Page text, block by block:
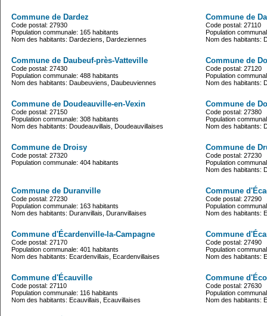
Commune de Dardez
Code postal: 27930
Population communale: 165 habitants
Nom des habitants: Dardeziens, Dardeziennes
Commune de
Code postal: 27110
Population
Nom des habitants:
Commune de Daubeuf-près-Vatteville
Code postal: 27430
Population communale: 488 habitants
Nom des habitants: Daubeuviens, Daubeuviennes
Commune de
Code postal: 27120
Population
Nom des habitants:
Commune de Doudeauville-en-Vexin
Code postal: 27150
Population communale: 308 habitants
Nom des habitants: Doudeauvillais, Doudeauvillaises
Commune de
Code postal: 27380
Population
Nom des habitants:
Commune de Droisy
Code postal: 27320
Population communale: 404 habitants
Commune de
Code postal: 27230
Population
Nom des habitants:
Commune de Duranville
Code postal: 27230
Population communale: 163 habitants
Nom des habitants: Duranvillais, Duranvillaises
Commune
Code postal: 27290
Population
Nom des habitants:
Commune d'Écardenville-la-Campagne
Code postal: 27170
Population communale: 401 habitants
Nom des habitants: Ecardenvillais, Ecardenvillaises
Commune
Code postal: 27490
Population
Nom des habitants:
Commune d'Écauville
Code postal: 27110
Population communale: 116 habitants
Nom des habitants: Ecauvillais, Ecauvillaises
Commune
Code postal: 27630
Population
Nom des habitants: